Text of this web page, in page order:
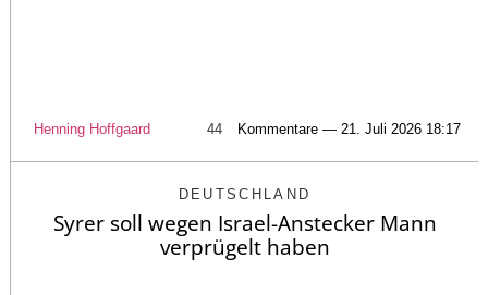
Henning Hoffgaard 44 Kommentare — 21. Juli 2026 18:17
DEUTSCHLAND
Syrer soll wegen Israel-Anstecker Mann
verprügelt haben